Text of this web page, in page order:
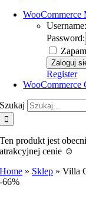
WooCommerce
Username:
Password:
Register
WooCommerce
Szukaj
Ten produkt jest
atrakcyjnej cenie ☺️
Home » Sklep »Villa
-66%